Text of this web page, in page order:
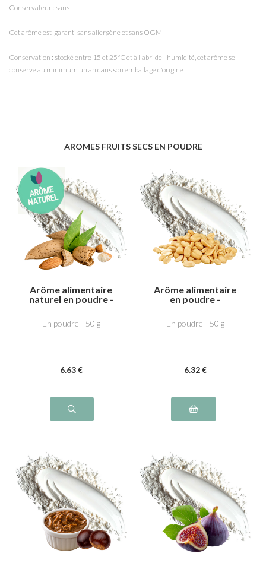
Conservateur : sans
Cet arôme est garanti sans allergène et sans OGM
Conservation : stocké entre 15 et 25°C et à l'abri de l'humidité, cet arôme se
conserve au minimum un an dans son emballage d'origine
AROMES FRUITS SECS EN POUDRE
Arôme alimentaire
naturel en poudre -
En poudre - 50 g
6.63 €
Arôme alimentaire
en poudre -
En poudre - 50 g
6.32 €